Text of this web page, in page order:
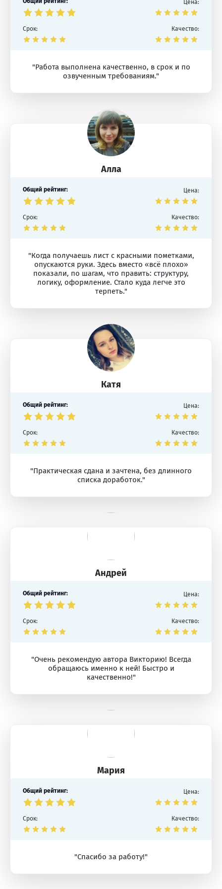
Цена:
Срок: Качество:
"Работа выполнена качественно, в срок и по
озвученным требованиям."
Алла
Общий рейтинг: Цена:
Срок: Качество:
"Когда получаешь лист с красными пометками,
опускаются руки. Здесь вместо «всё плохо»
показали, по шагам, что править: структуру,
логику, оформление. Стало куда легче это
терпеть."
Катя
Общий рейтинг: Цена:
Срок: Качество:
"Практическая сдана и зачтена, без длинного
списка доработок."
Андрей
Общий рейтинг: Цена:
Срок: Качество:
"Очень рекомендую автора Викторию! Всегда
обращаюсь именно к ней! Быстро и
качественно!"
Мария
Общий рейтинг: Цена:
Срок: Качество:
"Спасибо за работу!"